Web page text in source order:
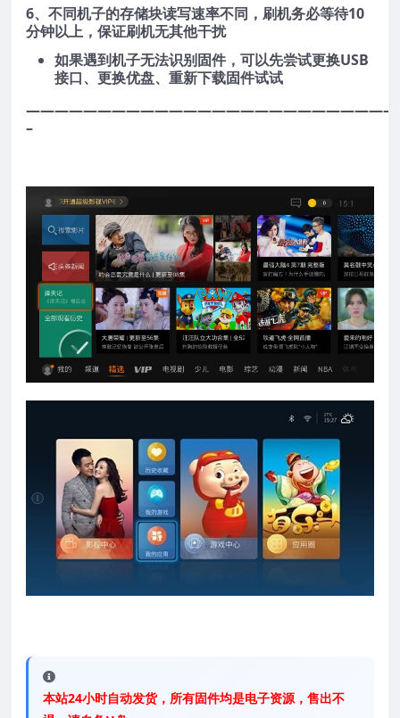
6、不同机子的存储块读写速率不同，刷机务必等待10
分钟以上，保证刷机无其他干扰
如果遇到机子无法识别固件，可以先尝试更换USB
接口、更换优盘、重新下载固件试试
–
本站24小时自动发货，所有固件均是电子资源，售出不